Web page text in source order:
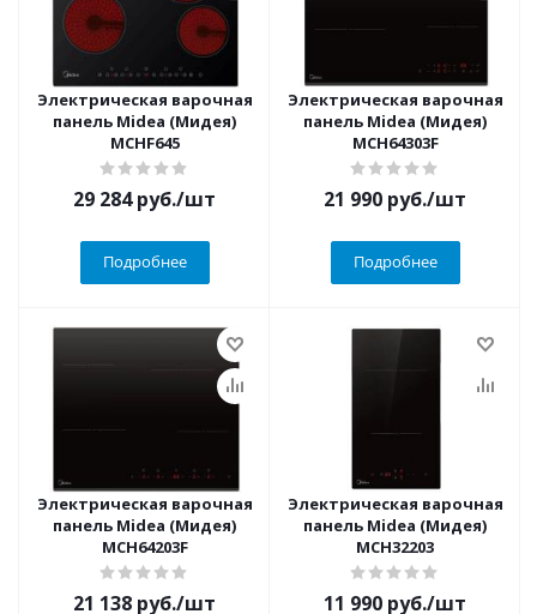
Электрическая варочная
панель Midea (Мидея)
MCHF645
29 284руб./шт
Подробнее
Электрическая варочная
панель Midea (Мидея)
MCH64303F
21 990 руб./шт
Подробнее
Электрическая варочная
панель Midea (Мидея)
MCH64203F
21 138 руб./шт
Электрическая варочная
панель Midea (Мидея)
MCH32203
11 990 руб./шт